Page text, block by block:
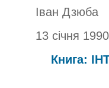
Іван Дзюба
13 січня
Книга: